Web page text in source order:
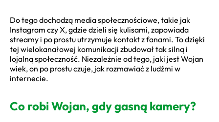
Do tego dochodzą media społecznościowe, takie jak
Instagram czy X, gdzie dzieli się kulisami, zapowiada
streamy i po prostu utrzymuje kontakt z fanami. To dzięki
tej wielokanałowej komunikacji zbudował tak silną i
lojalną społeczność. Niezależnie od tego, jaki jest Wojan
wiek, on po prostu czuje, jak rozmawiać z ludźmi w
internecie.
Co robi Wojan, gdy gasną kamery?